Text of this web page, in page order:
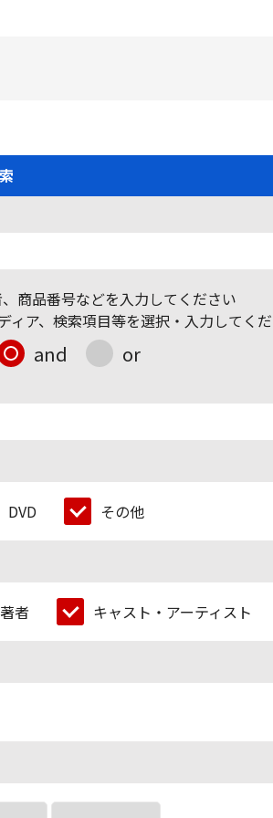
商品番号などを入力してください
ア、検索項目等を選択・入力してく
and or
DVD その他
者 キャスト・アーティスト